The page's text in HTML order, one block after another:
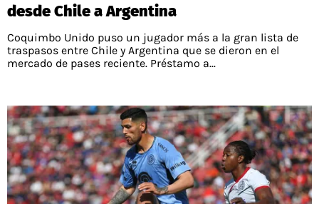
desde Chile a Argentina
Coquimbo Unido puso un jugador más a la gran lista de
traspasos entre Chile y Argentina que se dieron en el
mercado de pases reciente. Préstamo a...